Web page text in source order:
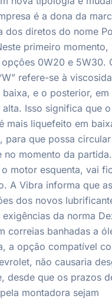
é a dona da
dos diretos do nome
primeiro momento,
opções 0W20 e 5W30.
refere-se à
baixa, e o posterior, em
alta. Isso significa que o
mais liquefeito em
para que possa circular
no momento da
motor esquenta, vai
A Vibra informa que as
dos novos
da norma
correias banhadas a
a opção compatível
não causaria
desde que os prazos
montadora sejam